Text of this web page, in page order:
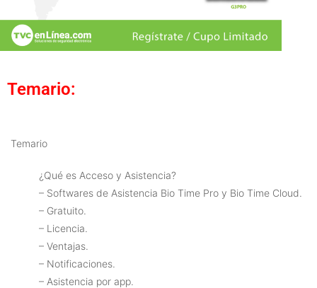
Temario:
Temario
¿Qué es Acceso y Asistencia?
– Softwares de Asistencia Bio Time Pro y Bio Time Cloud.
– Gratuito.
– Licencia.
– Ventajas.
– Notificaciones.
– Asistencia por app.